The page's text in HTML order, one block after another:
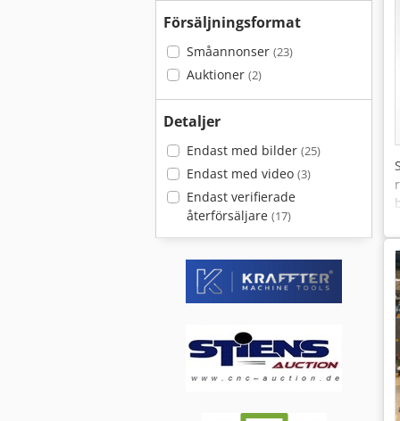
Försäljningsformat
Småannonser (23)
Auktioner (2)
Detaljer
Endast med bilder (25)
Endast med video (3)
Endast verifierade
återförsäljare (17)